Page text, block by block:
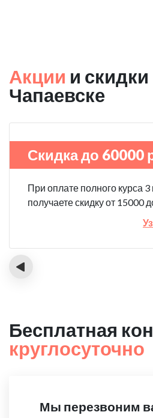
Акции и скидки
Чапаевске
Скидка до 60000
При оплате полного курса
получаете скидку от 15000
‹
Бесплатная
круглосуточно
Мы перезвоним